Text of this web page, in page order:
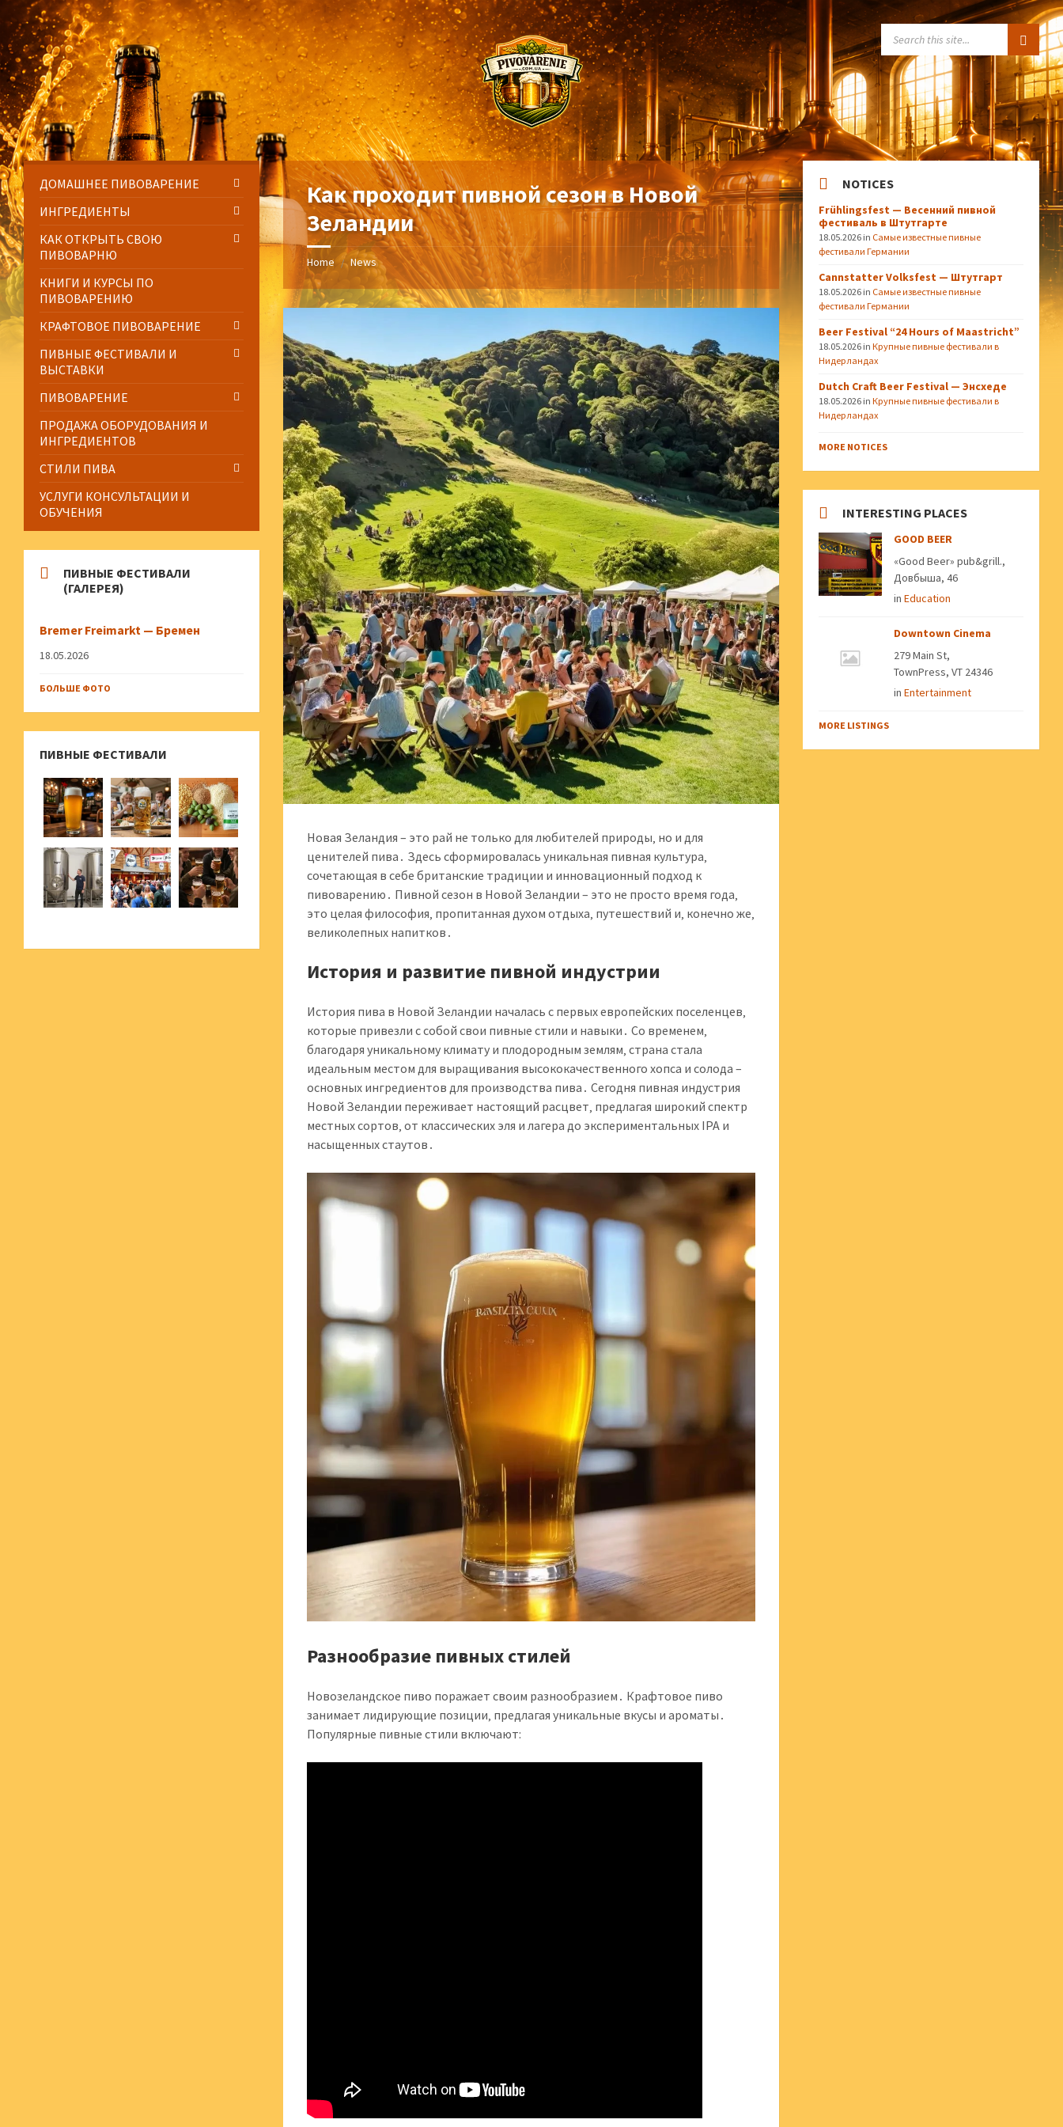
to
content
to
left
sidebar
to
right
sidebar
to
footer
Как проходит пивной сезон в Новой
Зеландии
Home / News
Новая Зеландия – это рай не только для любителей природы‚ но и для
ценителей пива․ Здесь сформировалась уникальная пивная культура‚
сочетающая в себе британские традиции и инновационный подход к
пивоварению․ Пивной сезон в Новой Зеландии – это не просто время года‚
это целая философия‚ пропитанная духом отдыха‚ путешествий и‚ конечно же‚
великолепных напитков․
История и развитие пивной индустрии
История пива в Новой Зеландии началась с первых европейских поселенцев‚
которые привезли с собой свои пивные стили и навыки․ Со временем‚
благодаря уникальному климату и плодородным землям‚ страна стала
идеальным местом для выращивания высококачественного хопса и солода –
основных ингредиентов для производства пива․ Сегодня пивная индустрия
Новой Зеландии переживает настоящий расцвет‚ предлагая широкий спектр
местных сортов‚ от классических эля и лагера до экспериментальных IPA и
насыщенных стаутов․
Разнообразие пивных стилей
Новозеландское пиво поражает своим разнообразием․ Крафтовое пиво
занимает лидирующие позиции‚ предлагая уникальные вкусы и ароматы․
Популярные пивные стили включают:
ДОМАШНЕЕ ПИВОВАРЕНИЕ
ИНГРЕДИЕНТЫ
КАК ОТКРЫТЬ СВОЮ
ПИВОВАРНЮ
КНИГИ И КУРСЫ ПО
ПИВОВАРЕНИЮ
КРАФТОВОЕ ПИВОВАРЕНИЕ
ПИВНЫЕ ФЕСТИВАЛИ И
ВЫСТАВКИ
ПИВОВАРЕНИЕ
ПРОДАЖА ОБОРУДОВАНИЯ И
ИНГРЕДИЕНТОВ
СТИЛИ ПИВА
УСЛУГИ КОНСУЛЬТАЦИИ И
ОБУЧЕНИЯ
ПИВНЫЕ ФЕСТИВАЛИ
(ГАЛЕРЕЯ)
Bremer Freimarkt — Бремен
18.05.2026
БОЛЬШЕ ФОТО
ПИВНЫЕ ФЕСТИВАЛИ
NOTICES
Frühlingsfest — Весенний пивной
фестиваль в Штутгарте
18.05.2026 in Самые известные пивные
фестивали Германии
Cannstatter Volksfest — Штутгарт
18.05.2026 in Самые известные пивные
фестивали Германии
Beer Festival “24 Hours of Maastricht”
18.05.2026 inКрупные пивные фестивали в
Нидерландах
Dutch Craft Beer Festival — Энсхеде
18.05.2026 inКрупные пивные фестивали в
Нидерландах
MORE NOTICES
INTERESTING PLACES
GOOD BEER
«Good Beer» pub&grill.,
Довбыша, 46
inEducation
Downtown Cinema
279 Main St,
TownPress, VT 24346
inEntertainment
MORE LISTINGS